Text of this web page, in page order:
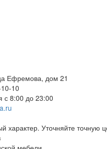
Ефремова, дом 21
10
с 8:00 до 23:00
характер. Уточняйте точную